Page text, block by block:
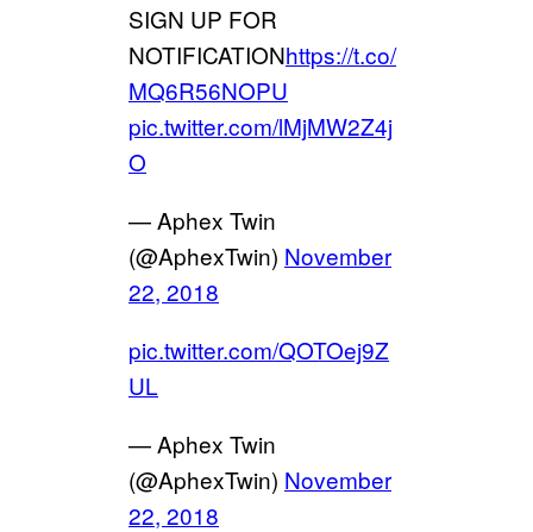
SIGN UP FOR
NOTIFICATIONhttps://t.co/
MQ6R56NOPU
pic.twitter.com/lMjMW2Z4j
O
— Aphex Twin
(@AphexTwin) November
22, 2018
pic.twitter.com/QOTOej9Z
UL
— Aphex Twin
(@AphexTwin) November
22, 2018